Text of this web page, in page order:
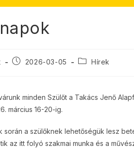
2026-03-05 Hírek
minden Szülőt a Takács Jenő
március 16-20-ig.
során a szülőknek lehetőségük lesz
az itt folyó szakmai munka és a